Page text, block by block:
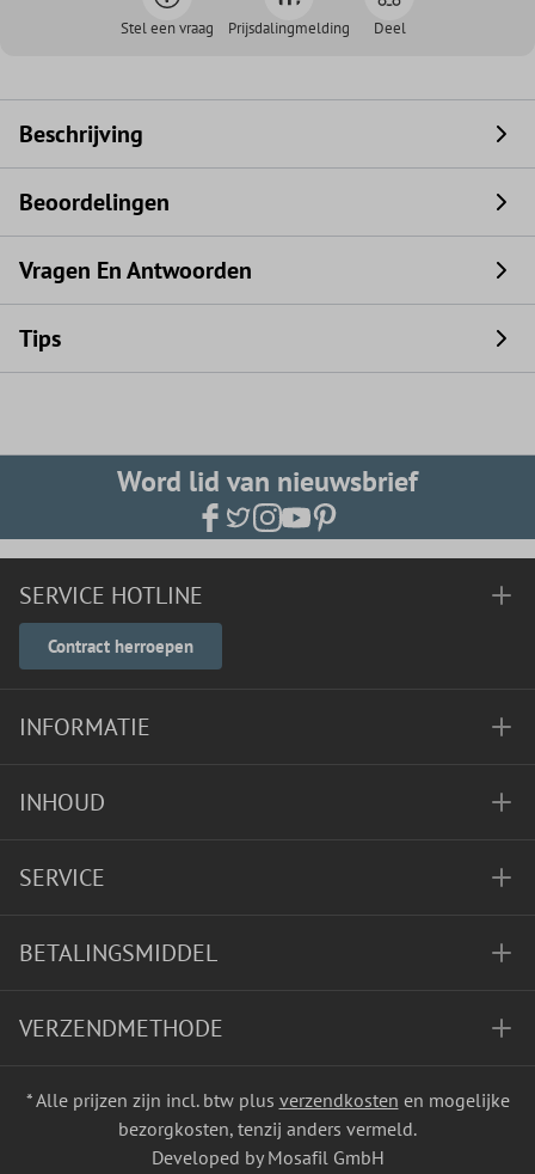
Stel een vraag Prijsdalingmelding Deel
Beschrijving
Beoordelingen
Vragen En Antwoorden
Tips
Word lid van nieuwsbrief
SERVICE HOTLINE
Contract herroepen
INFORMATIE
INHOUD
SERVICE
BETALINGSMIDDEL
VERZENDMETHODE
* Alle prijzen zijn incl. btw plus verzendkosten en mogelijke
bezorgkosten, tenzij anders vermeld.
Developed by Mosafil GmbH